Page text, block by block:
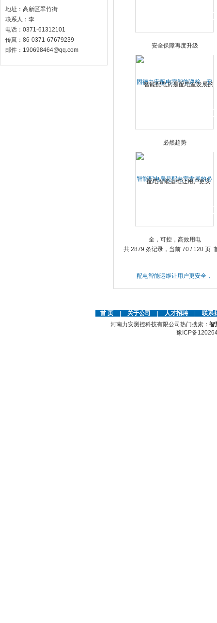
地址：高新区翠竹街
联系人：李
电话：0371-61312101
传真：86-0371-67679239
邮件：190698464@qq.com
固德力安配电室智能巡检，安
智能配电房是配电室发展的必
配电智能运维让用户更安全，
共 2879 条记录，当前 70 / 120 页
首 页 关于公司 人才招聘
联系
河南力安测控科技有限公司热门搜索： 智
豫ICP备